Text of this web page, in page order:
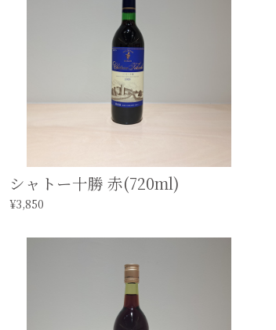
シャトー十勝 赤(720ml)
¥3,850